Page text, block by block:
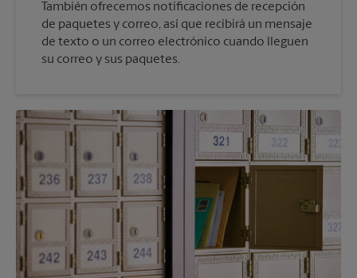
También ofrecemos notificaciones de recepción
de paquetes y correo, así que recibirá un mensaje
de texto o un correo electrónico cuando lleguen
su correo y sus paquetes.